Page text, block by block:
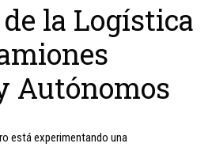
la Logística
Autónomos
está experimentando una